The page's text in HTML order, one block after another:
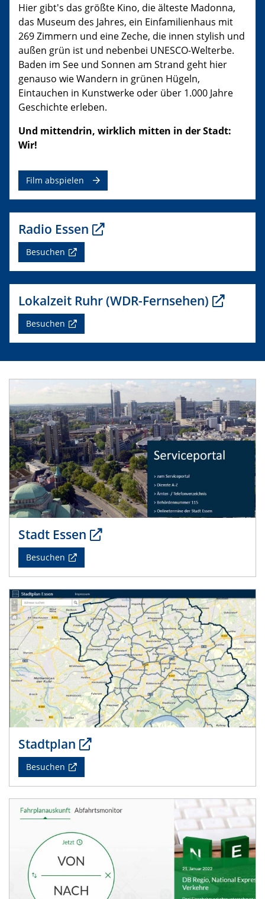
Hier gibt's das größte Kino, die älteste Madonna,
das Museum des Jahres, ein Einfamilienhaus mit
269 Zimmern und eine Zeche, die innen stylish und
außen grün ist und nebenbei UNESCO-Welterbe.
Baden im See und Sonnen am Strand geht hier
genauso wie Wandern in grünen Hügeln,
Eintauchen in Kunstwerke oder über 1.000 Jahre
Geschichte erleben.
Und mittendrin, wirklich mitten in der Stadt:
Wir!
Film abspielen
Radio Essen
Besuchen
Lokalzeit Ruhr (WDR-Fernsehen)
Besuchen
Stadt Essen
Besuchen
Stadtplan
Besuchen